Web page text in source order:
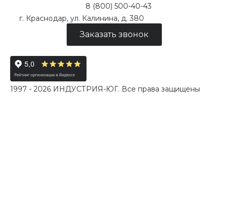
8 (800) 500-40-43
г. Краснодар, ул. Калинина, д. 380
Заказать звонок
1997 - 2026 ИНДУСТРИЯ-ЮГ. Все права защищены